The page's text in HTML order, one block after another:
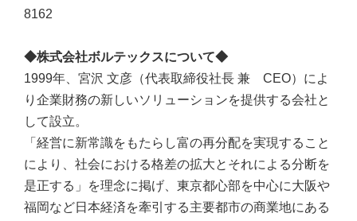
8162
◆株式会社ボルテックスについて◆
1999年、宮沢 文彦（代表取締役社長 兼 CEO）によ
り企業財務の新しいソリューションを提供する会社と
して設立。
「経営に新常識をもたらし富の再分配を実現すること
により、社会における格差の拡大とそれによる分断を
是正する」を理念に掲げ、東京都心部を中心に大阪や
福岡など日本経済を牽引する主要都市の商業地にある